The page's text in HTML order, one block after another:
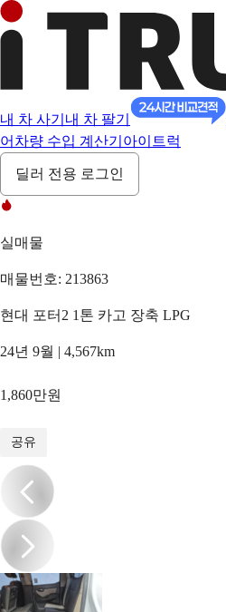
내 차 사기 내 차 팔기
어 차량 수입 계산기 아이트럭
딜러 전용 로그인
실매물
매물번호: 213863
현대 포터2 1톤 카고 장축 LPG
24년 9월 | 4,567km
1,860만원
공유
/20